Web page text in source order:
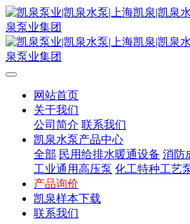
网站首页
关于我们
公司简介 联系我们
凯泉水泵产品中心
全部 民用给排水暖通设备 消防
工业通用高压泵 化工特种工艺
产品询价
凯泉样本下载
联系我们